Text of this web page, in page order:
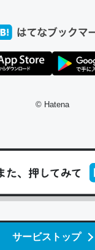
サービストップ
速夕食に作った！本当
うだけで同じものを指
© Hatena